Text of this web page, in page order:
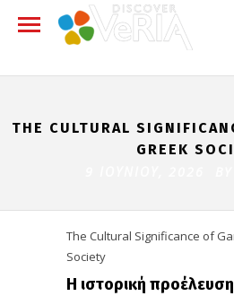
THE CULTURAL
GREEK
The Cultural Significance of
Society
Η ιστορική